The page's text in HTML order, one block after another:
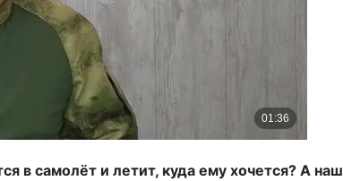
в самолёт и летит, куда ему хочется? А